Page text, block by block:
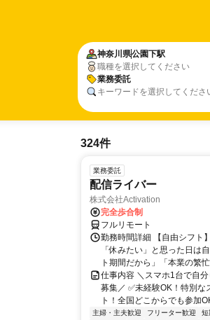
神奈川県公園下駅
職種を選択してください
業務委託
キーワードを選択してくださ
324件
業務委託
配信ライバー
株式会社Activation
完全歩合制
フルリモート
勤務時間詳細 【自由シフト
「休みたい」と思った日は
ト期間だから」「本業の繁
仕事内容 ＼スマホ1台で自
募集／ ✅未経験OK！特別
ト！全国どこからでも参加
主婦・主夫歓迎 フリーター歓迎 短